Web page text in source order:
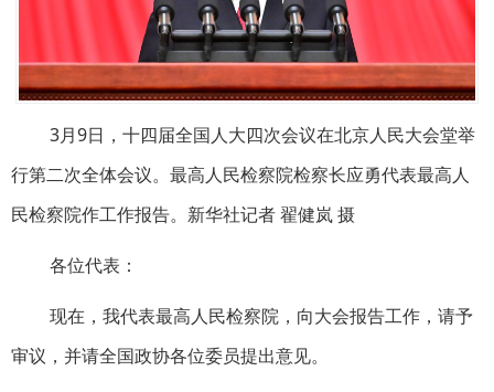
3月9日，十四届全国人大四次会议在北京人民大会堂举
行第二次全体会议。最高人民检察院检察长应勇代表最高人
民检察院作工作报告。新华社记者 翟健岚 摄
各位代表：
现在，我代表最高人民检察院，向大会报告工作，请予
审议，并请全国政协各位委员提出意见。